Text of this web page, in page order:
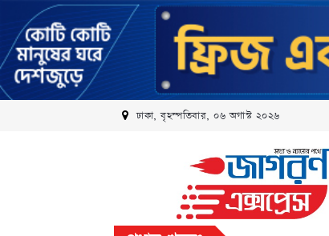
ঢাকা, বৃহস্পতিবার, ০৬ অগাস্ট ২০২৬